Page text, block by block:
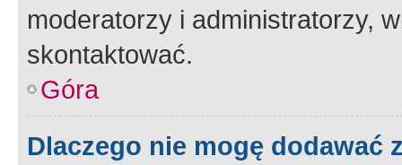
moderatorzy i administratorzy,
skontaktować.
Góra
Dlaczego nie mogę dodawać